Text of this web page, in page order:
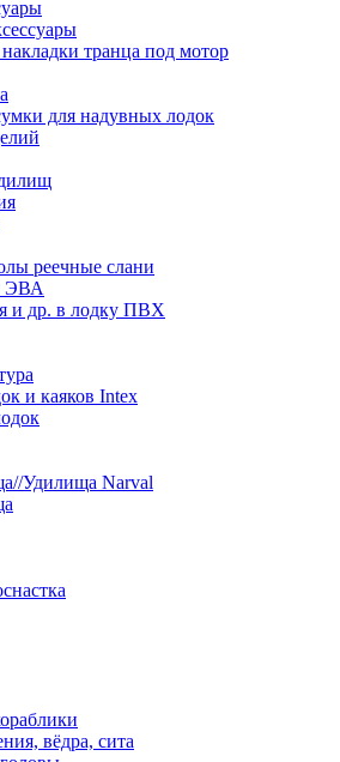
транца под мотор
для надувных лодок
реечные слани
ЭВА
и др. в лодку ПВХ
и каяков Intex
Удилища Narval
вёдра, сита